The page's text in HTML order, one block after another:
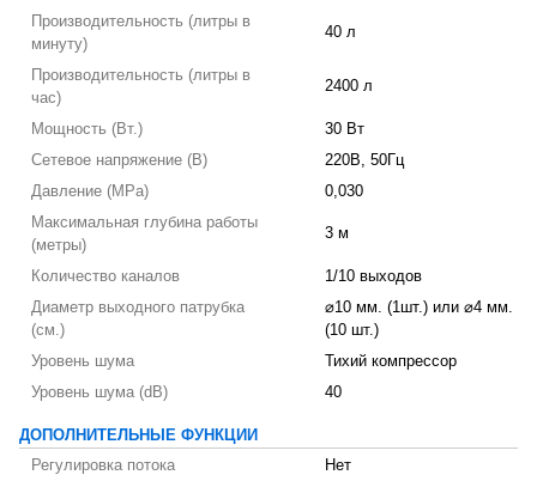
Производительность (литры в
минуту)
40 л
Производительность (литры в
час)
2400 л
Мощность (Вт.)
30 Вт
Сетевое напряжение (В)
220В, 50Гц
Давление (MPa)
0,030
Максимальная глубина работы
(метры)
3 м
Количество каналов
1/10 выходов
Диаметр выходного патрубка
(см.)
⌀10 мм. (1шт.) или ⌀4 мм.
(10 шт.)
Уровень шума
Тихий компрессор
Уровень шума (dB)
40
ДОПОЛНИТЕЛЬНЫЕ ФУНКЦИИ
Регулировка потока
Нет